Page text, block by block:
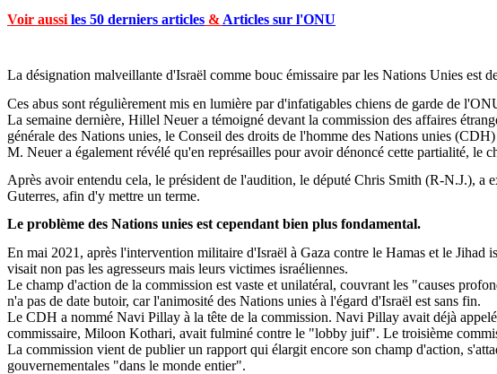
Voir aussi les 50 derniers articles & Articles sur l'ONU
La désignation malveillante d'Israël comme bouc émissaire par les Nations Unies est
Ces abus sont régulièrement mis en lumière par d'infatigables chiens de garde de
La semaine dernière, Hillel Neuera témoigné devant la commission des affaires
générale des Nations unies, le Conseil des droits de l'homme des Nations unies
M. Neuera également révélé qu'en représailles pour avoir dénoncé cette partialité, le
Après avoir entendu cela, le président de l'audition, le député Chris Smith (R-N.J.),
Guterres, afin d'y mettre un terme.
Le problème des Nations unies est cependant bien plus fondamental.
En mai 2021, après l'intervention militaire d'Israël à Gaza contre le Hamas et le
visait non pas les agresseurs mais leurs victimes israéliennes.
Le champ d'action de la commission est vaste et unilatéral, couvrant les "causes
n'a pas de date butoir, car l'animosité des Nations unies à l'égard d'Israël est sans fin.
Le CDH a nommé Navi Pillay à la tête de la commission. Navi Pillay avait déjà
commissaire, Miloon Kothari, avait fulminé contre le "lobby juif". Le troisième
La commission vient de publier un rapport qui élargit encore son champ d'action,
gouvernementales "dans le monde entier".